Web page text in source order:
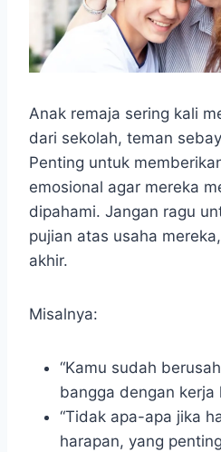
Anak remaja sering kali
dari sekolah, teman
Penting untuk
emosional agar mereka
dipahami. Jangan ragu
pujian atas usaha
akhir.
Misalnya:
“Kamu sudah
bangga dengan kerja
“Tidak apa-apa jika
harapan, yang